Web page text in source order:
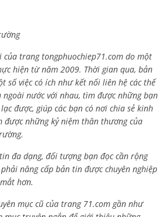
của trang tongphuochiep71.com do một
hiện từ năm 2009. Thời gian qua, bản
số việc có ích như kết nối liên hệ các thế
ngoài nước với nhau, tìm được những bạn
được, giúp các bạn có nơi chia sẻ kinh
được những kỷ niệm thân thương của
đa dạng, đối tượng bạn đọc cần rộng
nâng cấp bản tin được chuyên nghiệp
hơn.
mục cũ của trang 71.com gần như